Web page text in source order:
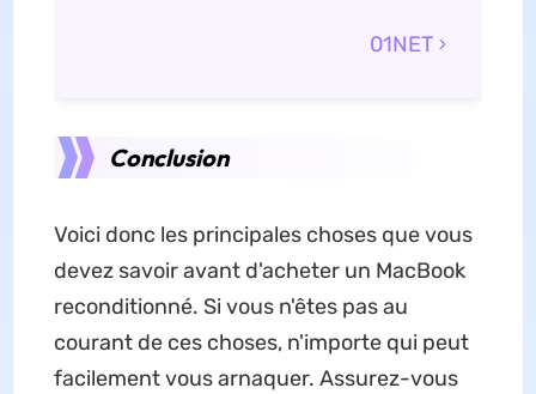
01NET
Conclusion
Voici donc les principales choses que vous
devez savoir avant d'acheter un MacBook
reconditionné. Si vous n'êtes pas au
courant de ces choses, n'importe qui peut
facilement vous arnaquer. Assurez-vous